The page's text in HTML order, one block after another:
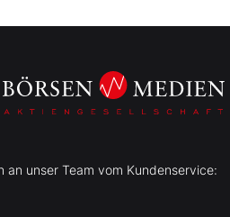
an unser Team vom Kundenservice: